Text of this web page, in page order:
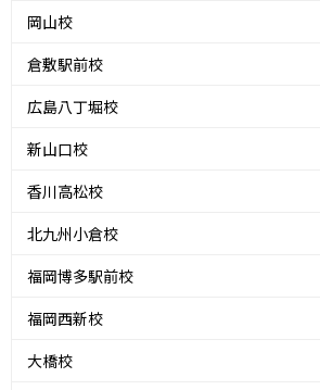
岡山校
倉敷駅前校
広島八丁堀校
新山口校
香川高松校
北九州小倉校
福岡博多駅前校
福岡西新校
大橋校